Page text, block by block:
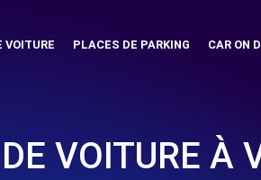
VOITURE PLACES DE PARKING CAR ON
VOITURE À